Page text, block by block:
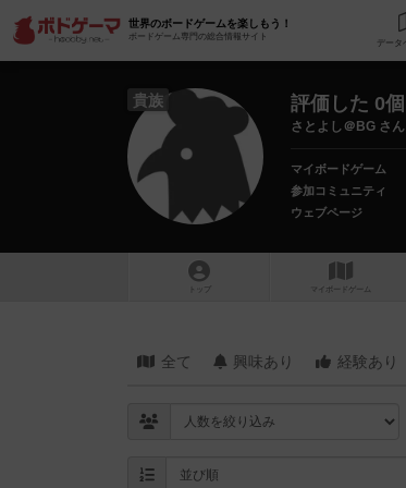
世界のボードゲームを楽しもう！
ボードゲーム専門の総合情報サイト
貴族 評価した 0個
さとよし＠BG さん
マイボードゲーム
参加コミュニティ
ウェブページ
トップ マイボードゲーム
全て 興味あり 経験あり